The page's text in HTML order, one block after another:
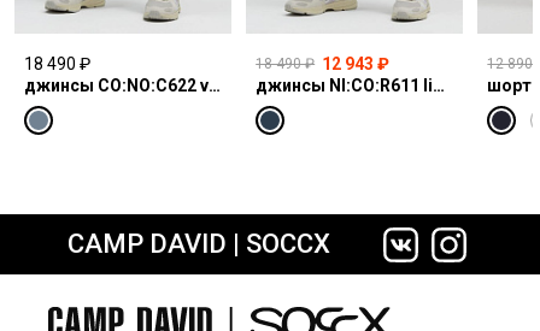
сайте СДЭК
18 490 ₽
джинсы CO:NO:C622 vintage blue print
18 490 ₽ 12 943 ₽
джинсы NI:CO:R611 light vintage print jogg
12 890
CAMP DAVID | SOCCX